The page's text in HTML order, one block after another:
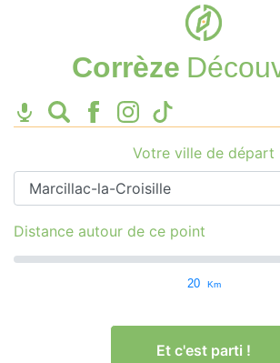
Corrèze
Votre ville de départ
Distance autour de ce point
20 Km
Et c'est parti !